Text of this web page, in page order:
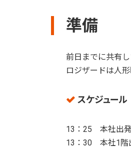
準備
前日までに共有し
ロジザードは人
スケジュール
13：25 本社出
13：30 本社1階